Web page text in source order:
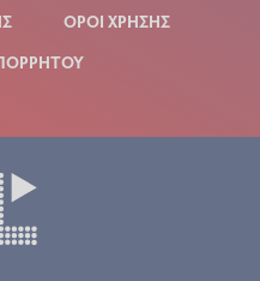
ΟΡΟΙ ΧΡΗΣΗΣ